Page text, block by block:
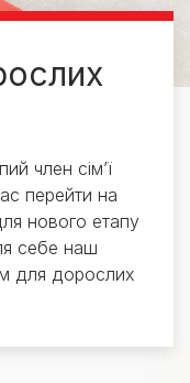
член сім’ї
перейти на
нового етапу
себе наш
для дорослих